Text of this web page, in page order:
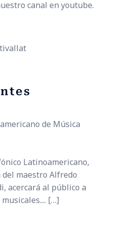
canal en youtube.
de Música
Latinoamericano,
maestro Alfredo
acercará al público a
[…]